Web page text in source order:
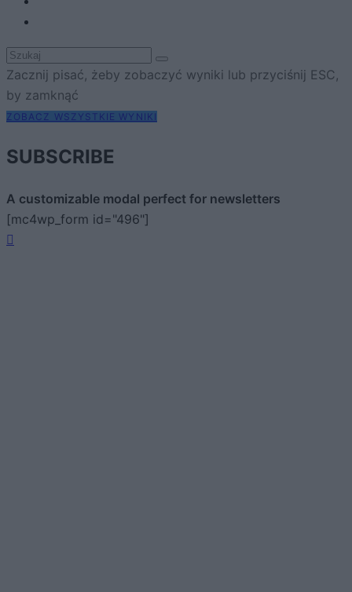
Zacznij pisać, żeby zobaczyć wyniki lub przyciśnij ESC,
by zamknąć
ZOBACZ WSZYSTKIE WYNIKI
SUBSCRIBE
A customizable modal perfect for newsletters
[mc4wp_form id="496"]